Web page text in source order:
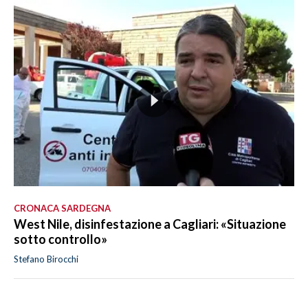
CRONACA SARDEGNA
West Nile, disinfestazione a Cagliari: «Situazione
sotto controllo»
Stefano Birocchi